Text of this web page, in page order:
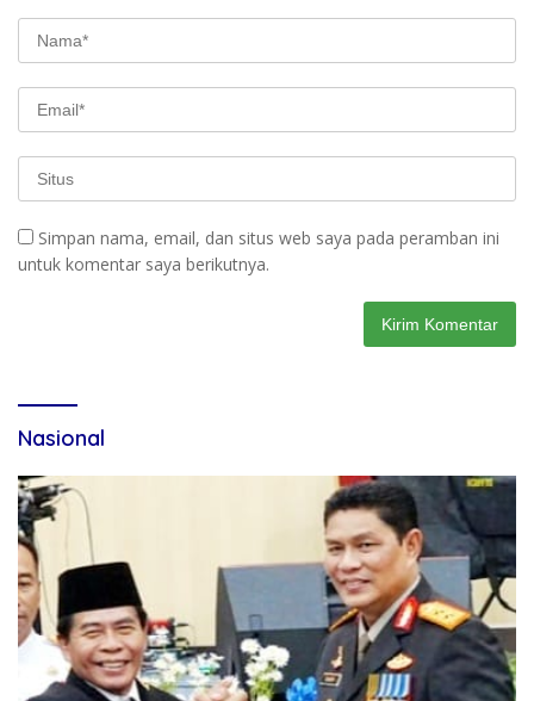
Simpan nama, email, dan situs web saya pada peramban ini
untuk komentar saya berikutnya.
Nasional